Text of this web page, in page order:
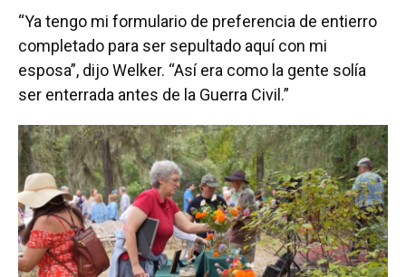
“Ya tengo mi formulario de preferencia de entierro
completado para ser sepultado aquí con mi
esposa”, dijo Welker. “Así era como la gente solía
ser enterrada antes de la Guerra Civil.”